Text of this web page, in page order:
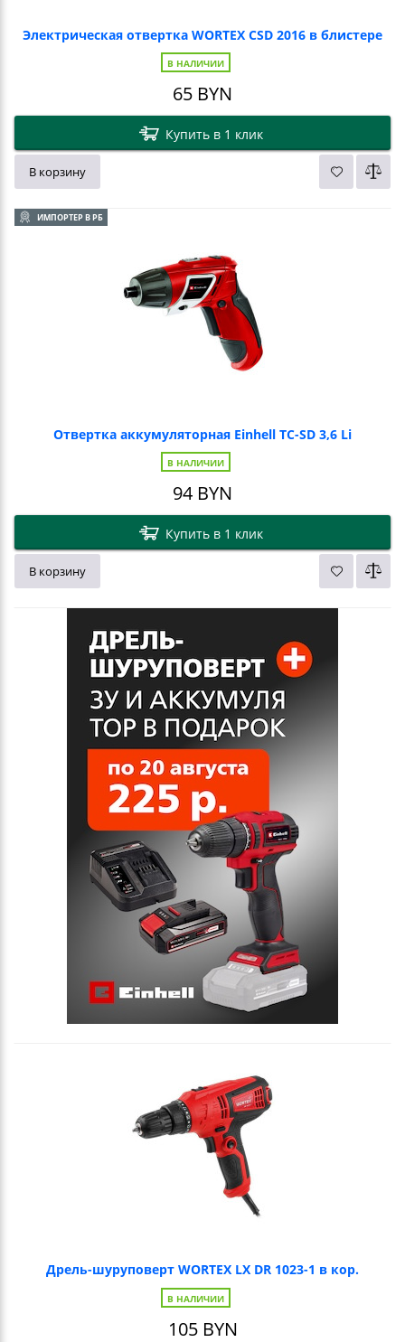
Электрическая отвертка WORTEX CSD 2016 в блистере
В НАЛИЧИИ
65 BYN
Купить в 1 клик
В корзину
ИМПОРТЕР В РБ
Отвертка аккумуляторная Einhell TC-SD 3,6 Li
В НАЛИЧИИ
94 BYN
Купить в 1 клик
В корзину
Дрель-шуруповерт WORTEX LX DR 1023-1 в кор.
В НАЛИЧИИ
105BYN